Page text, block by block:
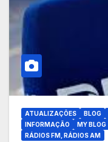
ATUALIZAÇÕES BLOG
INFORMAÇÃO
MY BLOG
RÁDIOS FM, RÁDIOS AM